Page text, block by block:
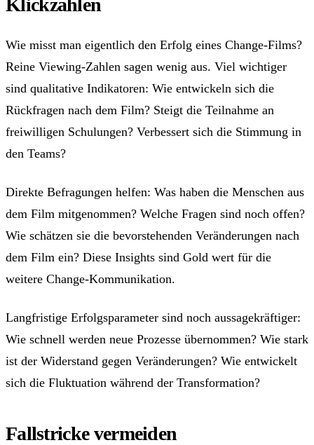
Klickzahlen
Wie misst man eigentlich den Erfolg eines Change-Films?
Reine Viewing-Zahlen sagen wenig aus. Viel wichtiger
sind qualitative Indikatoren: Wie entwickeln sich die
Rückfragen nach dem Film? Steigt die Teilnahme an
freiwilligen Schulungen? Verbessert sich die Stimmung in
den Teams?
Direkte Befragungen helfen: Was haben die Menschen aus
dem Film mitgenommen? Welche Fragen sind noch offen?
Wie schätzen sie die bevorstehenden Veränderungen nach
dem Film ein? Diese Insights sind Gold wert für die
weitere Change-Kommunikation.
Langfristige Erfolgsparameter sind noch aussagekräftiger:
Wie schnell werden neue Prozesse übernommen? Wie stark
ist der Widerstand gegen Veränderungen? Wie entwickelt
sich die Fluktuation während der Transformation?
Fallstricke vermeiden